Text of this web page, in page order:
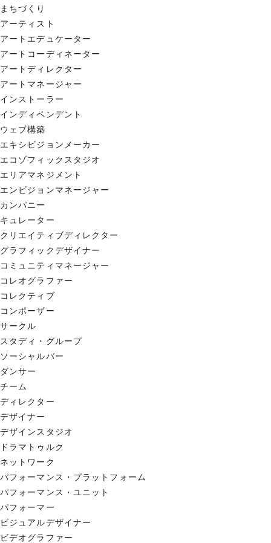
まちづくり
アーティスト
アートエデュケーター
アートコーディネーター
アートディレクター
アートマネージャー
インストーラー
インディペンデント
ウェブ構築
エキシビジョンメーカー
エコゾフィックスタジオ
エリアマネジメント
エンビジョンマネージャー
カンパニー
キュレーター
クリエイティブディレクター
グラフィックデザイナー
コミュニティマネージャー
コレオグラファー
コレクティブ
コンポーザー
サークル
スタディ・グループ
ソーシャルバー
ダンサー
チーム
ディレクター
デザイナー
デザインスタジオ
ドラマトゥルク
ネットワーク
パフォーマンス・プラットフォーム
パフォーマンス・ユニット
パフォーマー
ビジュアルデザイナー
ビデオグラファー